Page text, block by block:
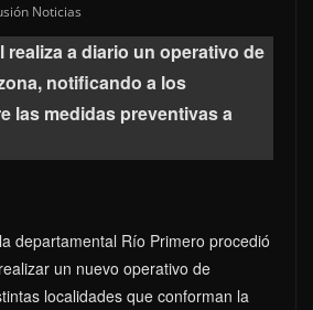
Noticias
realiza a diario un operativo de
notificando a los
las medidas preventivas a
departamental Río Primero procedió
un nuevo operativo de
localidades que conforman la